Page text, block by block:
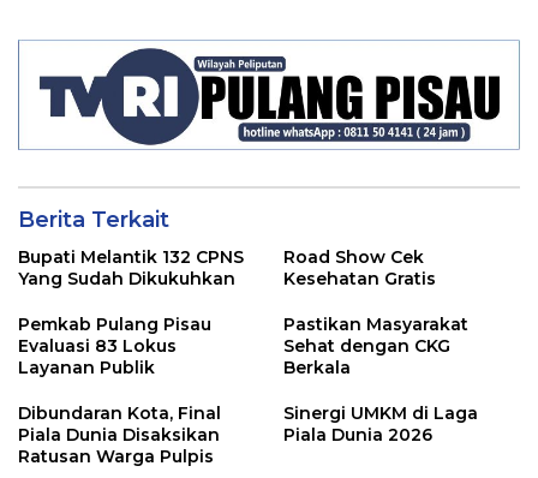
Berita Terkait
Bupati Melantik 132 CPNS
Yang Sudah Dikukuhkan
Road Show Cek
Kesehatan Gratis
Pemkab Pulang Pisau
Evaluasi 83 Lokus
Layanan Publik
Pastikan Masyarakat
Sehat dengan CKG
Berkala
Dibundaran Kota, Final
Piala Dunia Disaksikan
Ratusan Warga Pulpis
Sinergi UMKM di Laga
Piala Dunia 2026